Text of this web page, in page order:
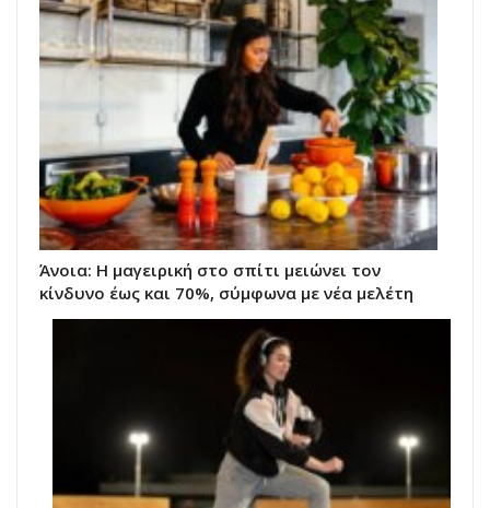
Άνοια: Η μαγειρική στο σπίτι μειώνει τον
κίνδυνο έως και 70%, σύμφωνα με νέα μελέτη